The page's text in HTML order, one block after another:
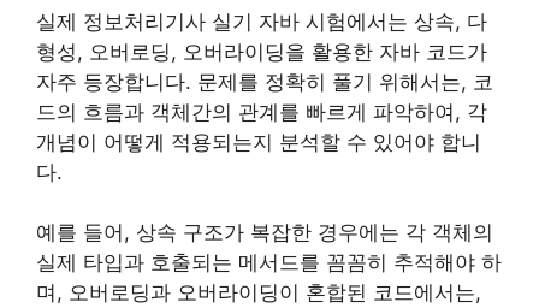
실제 정보처리기사 실기 자바 시험에서는 상속, 다
형성, 오버로딩, 오버라이딩을 활용한 자바 코드가
자주 등장합니다. 문제를 정확히 풀기 위해서는, 코
드의 흐름과 객체간의 관계를 빠르게 파악하여, 각
개념이 어떻게 적용되는지 분석할 수 있어야 합니
다.
예를 들어, 상속 구조가 복잡한 경우에는 각 객체의
실제 타입과 호출되는 메서드를 꼼꼼히 추적해야 하
며, 오버로딩과 오버라이딩이 혼합된 코드에서는,